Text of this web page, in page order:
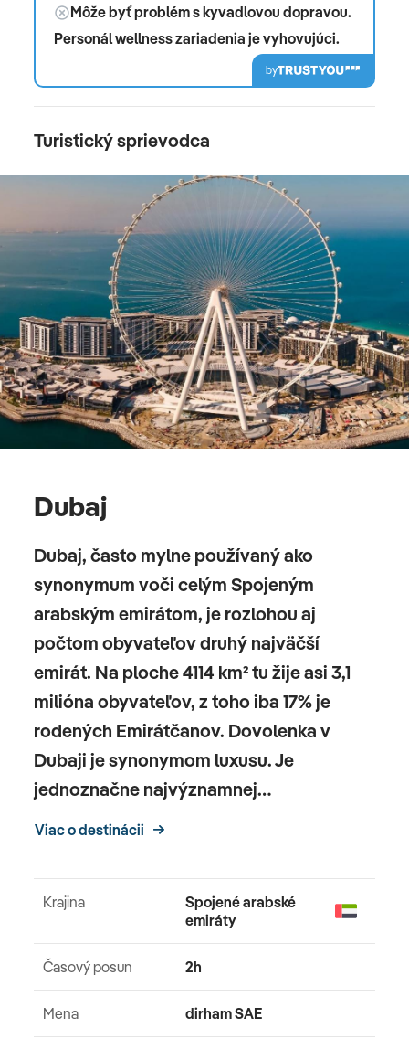
Môže byť problém s kyvadlovou dopravou.
Personál wellness zariadenia je vyhovujúci.
by
Turistický sprievodca
Dubaj
Dubaj, často mylne používaný ako
synonymum voči celým Spojeným
arabským emirátom, je rozlohou aj
počtom obyvateľov druhý najväčší
emirát. Na ploche 4114 km² tu žije asi 3,1
milióna obyvateľov, z toho iba 17% je
rodených Emirátčanov. Dovolenka v
Dubaji je synonymom luxusu. Je
jednoznačne najvýznamnej…
Viac o destinácii
Krajina
Spojené arabské
emiráty
Časový posun 2h
Mena dirham SAE